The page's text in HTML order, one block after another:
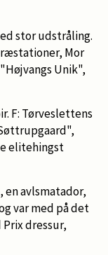
stor udstråling.
Mor
Unik",
F: Tørveslettens
elitehingst
en avlsmatador,
var med på det
dressur,